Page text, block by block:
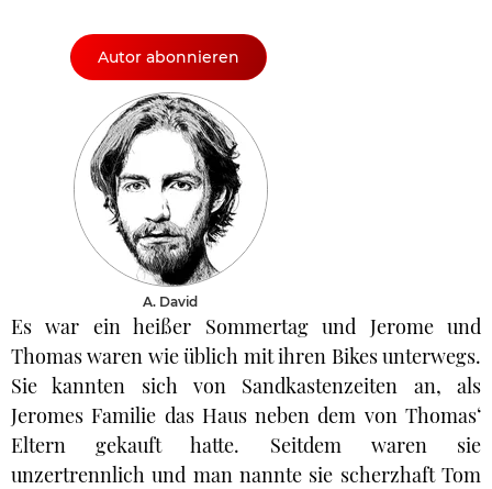
Autor abonnieren
A. David
Es war ein heißer Sommertag und Jerome und
Thomas waren wie üblich mit ihren Bikes unterwegs.
Sie kannten sich von Sandkastenzeiten an, als
Jeromes Familie das Haus neben dem von Thomas‘
Eltern gekauft hatte. Seitdem waren sie
unzertrennlich und man nannte sie scherzhaft Tom